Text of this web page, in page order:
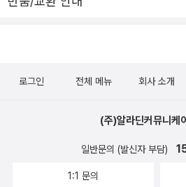
로그인 전체 메뉴 회사 소개
(주)알라딘커뮤니케
일반문의 (발신자 부담)
1:1 문의